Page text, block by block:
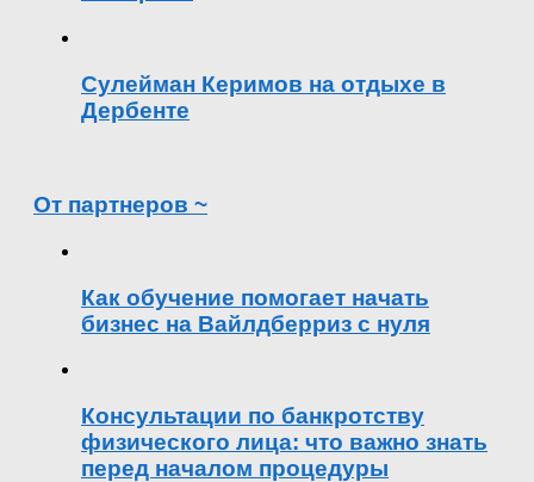
Сулейман Керимов на отдыхе в
Дербенте
От партнеров ~
Как обучение помогает начать
бизнес на Вайлдберриз с нуля
Консультации по банкротству
физического лица: что важно знать
перед началом процедуры